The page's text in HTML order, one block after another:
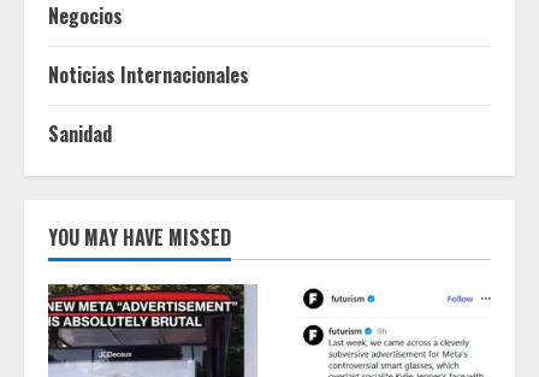
Negocios
Noticias Internacionales
Sanidad
YOU MAY HAVE MISSED